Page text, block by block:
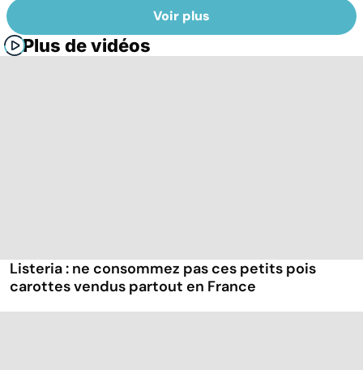
Voir plus
Plus de vidéos
Listeria : ne consommez pas ces petits pois
carottes vendus partout en France